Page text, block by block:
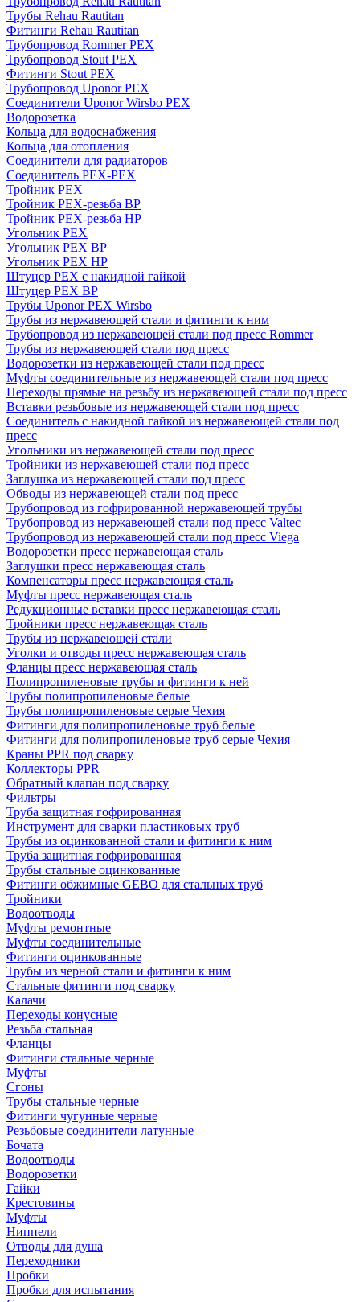
Трубы Rehau Rautitan
Фитинги Rehau Rautitan
Трубопровод Rommer PEX
Трубопровод Stout PEX
Фитинги Stout PEX
Трубопровод Uponor PEX
Соединители Uponor Wirsbo PEX
Водорозетка
Кольца для водоснабжения
Кольца для отопления
Соединители для радиаторов
Соединитель PEX-PEX
Тройник PEX
Тройник PEX-резьба ВР
Тройник PEX-резьба НР
Угольник PEX
Угольник PEX ВР
Угольник PEX НР
Штуцер PEX c накидной гайкой
Штуцер PEX ВР
Трубы Uponor PEX Wirsbo
Трубы из нержавеющей стали и фитинги к ним
Трубопровод из нержавеющей стали под пресс Rommer
Трубы из нержавеющей стали под пресс
Водорозетки из нержавеющей стали под пресс
Муфты соединительные из нержавеющей стали под пресс
Переходы прямые на резьбу из нержавеющей стали под пресс
Вставки резьбовые из нержавеющей стали под пресс
Соединитель с накидной гайкой из нержавеющей стали под
пресс
Угольники из нержавеющей стали под пресс
Тройники из нержавеющей стали под пресс
Заглушка из нержавеющей стали под пресс
Обводы из нержавеющей стали под пресс
Трубопровод из гофрированной нержавеющей трубы
Трубопровод из нержавеющей стали под пресс Valtec
Трубопровод из нержавеющей стали под пресс Viega
Водорозетки пресс нержавеющая сталь
Заглушки пресс нержавеющая сталь
Компенсаторы пресс нержавеющая сталь
Муфты пресс нержавеющая сталь
Редукционные вставки пресс нержавеющая сталь
Тройники пресс нержавеющая сталь
Трубы из нержавеющей стали
Уголки и отводы пресс нержавеющая сталь
Фланцы пресс нержавеющая сталь
Полипропиленовые трубы и фитинги к ней
Трубы полипропиленовые белые
Трубы полипропиленовые серые Чехия
Фитинги для полипропиленовые труб белые
Фитинги для полипропиленовые труб серые Чехия
Краны PPR под сварку
Коллекторы PPR
Обратный клапан под сварку
Фильтры
Труба защитная гофрированная
Инструмент для сварки пластиковых труб
Трубы из оцинкованной стали и фитинги к ним
Труба защитная гофрированная
Трубы стальные оцинкованные
Фитинги обжимные GEBO для стальных труб
Тройники
Водоотводы
Муфты ремонтные
Муфты соединительные
Фитинги оцинкованные
Трубы из черной стали и фитинги к ним
Стальные фитинги под сварку
Калачи
Переходы конусные
Резьба стальная
Фланцы
Фитинги стальные черные
Муфты
Сгоны
Трубы стальные черные
Фитинги чугунные черные
Резьбовые соединители латунные
Бочата
Водоотводы
Водорозетки
Гайки
Крестовины
Муфты
Ниппели
Отводы для душа
Переходники
Пробки
Пробки для испытания